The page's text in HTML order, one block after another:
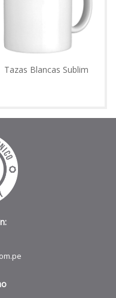
Tazas Blancas Sublim